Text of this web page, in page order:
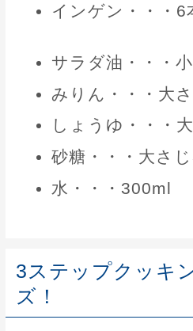
インゲン・・・6
サラダ油・・・
みりん・・・大
しょうゆ・・・
砂糖・・・大さ
水・・・300ml
3ステップクッキ
ズ！